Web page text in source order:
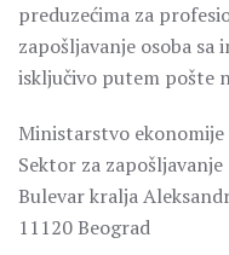
preduzećima za
zapošljavanje osoba
isključivo putem pošte
Ministarstvo
Sektor za zapošljavanje
Bulevar kralja
11120 Beograd